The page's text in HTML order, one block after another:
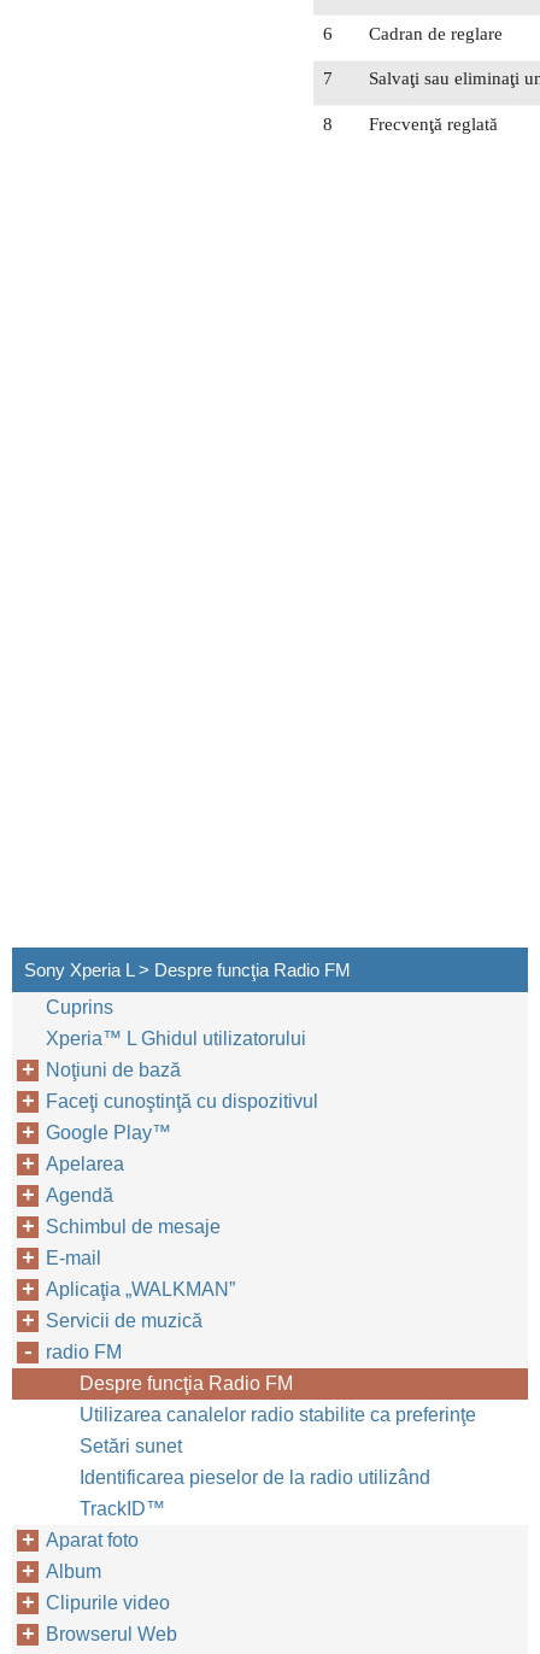
6 Cadran de reglare
7 Salvaţi sau eliminaţi
8 Frecvenţă reglată
Sony Xperia L > Despre funcţia Radio FM
Cuprins
Xperia™‎ L Ghidul utilizatorului
Noţiuni de bază
Faceţi cunoştinţă cu dispozitivul
Google Play™‎
Apelarea
Agendă
Schimbul de mesaje
E-mail
Aplicaţia „WALKMAN”
Servicii de muzică
radio FM
Despre funcţia Radio FM
Utilizarea canalelor radio stabilite ca preferinţe
Setări sunet
Identificarea pieselor de la radio utilizând
TrackID™‎
Aparat foto
Album
Clipurile video
Browserul Web